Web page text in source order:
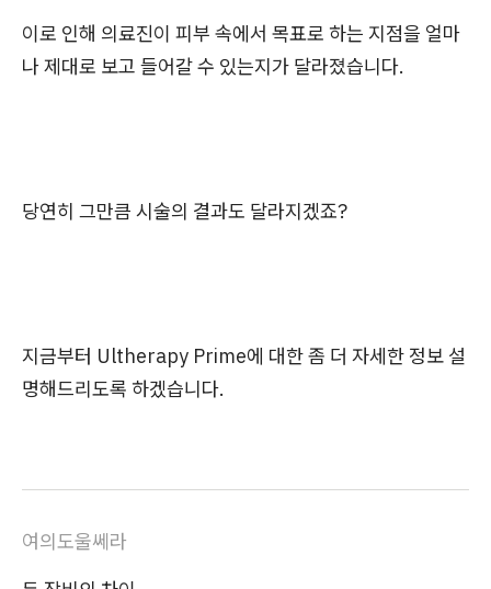
이로 인해 의료진이 피부 속에서 목표로 하는 지점을 얼마
나 제대로 보고 들어갈 수 있는지가 달라졌습니다.
당연히 그만큼 시술의 결과도 달라지겠죠?
지금부터 Ultherapy Prime에 대한 좀 더 자세한 정보 설
명해드리도록 하겠습니다.
여의도울쎄라